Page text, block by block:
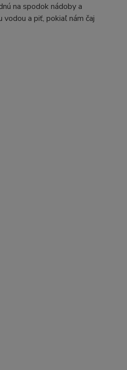
na spodok nádoby a
a piť, pokiaľ nám čaj